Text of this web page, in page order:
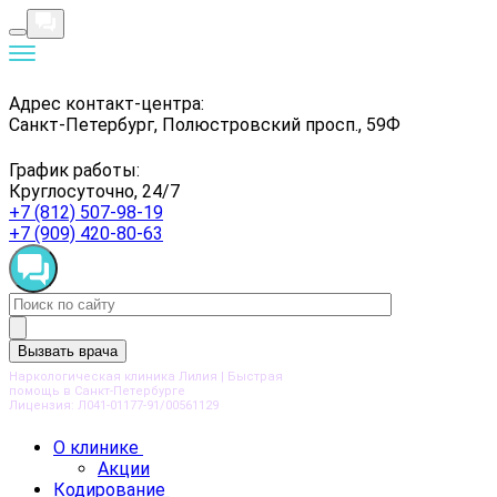
Адрес контакт-центра:
Санкт-Петербург, Полюстровский просп., 59Ф
График работы:
Круглосуточно, 24/7
+7 (812) 507-98-19
+7 (909) 420-80-63
Вызвать врача
Наркологическая клиника Лилия | Быстрая
помощь в Санкт-Петербурге
Лицензия: Л041-01177-91/00561129
О клинике
Акции
Кодирование